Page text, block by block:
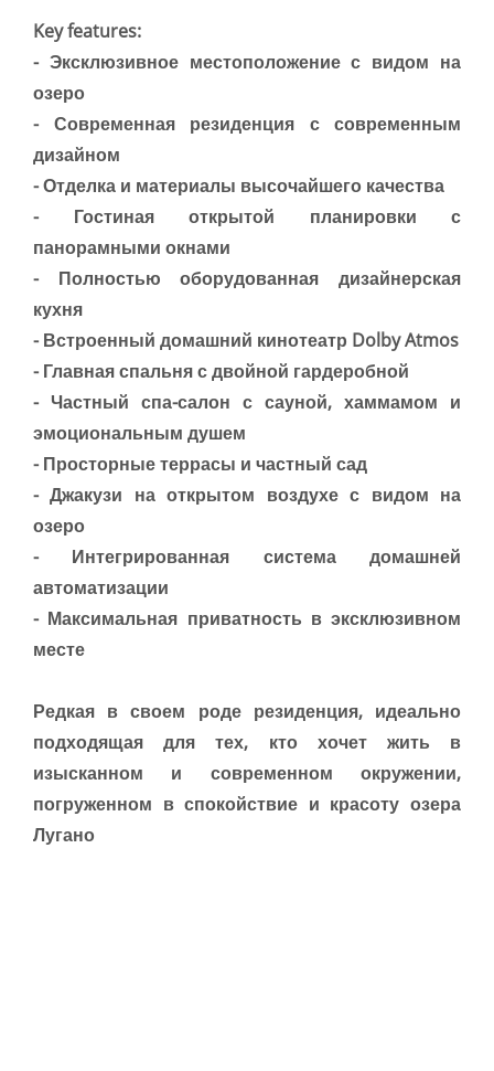
Key features:
- Эксклюзивное местоположение с видом на
озеро
- Современная резиденция с современным
дизайном
- Отделка и материалы высочайшего качества
- Гостиная открытой планировки с
панорамными окнами
- Полностью оборудованная дизайнерская
кухня
- Встроенный домашний кинотеатр Dolby Atmos
- Главная спальня с двойной гардеробной
- Частный спа-салон с сауной, хаммамом и
эмоциональным душем
- Просторные террасы и частный сад
- Джакузи на открытом воздухе с видом на
озеро
- Интегрированная система домашней
автоматизации
- Максимальная приватность в эксклюзивном
месте
Редкая в своем роде резиденция, идеально
подходящая для тех, кто хочет жить в
изысканном и современном окружении,
погруженном в спокойствие и красоту озера
Лугано